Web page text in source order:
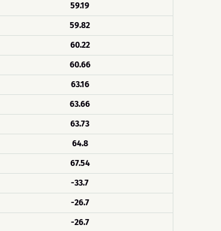
59.19
59.82
60.22
60.66
63.16
63.66
63.73
64.8
67.54
-33.7
-26.7
-26.7